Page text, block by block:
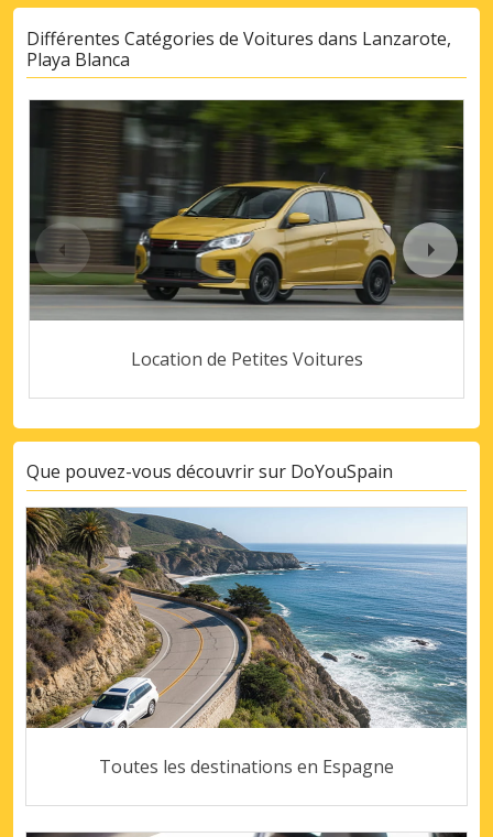
Différentes Catégories de Voitures dans Lanzarote,
Playa Blanca
Location de Petites Voitures
Que pouvez-vous découvrir sur DoYouSpain
Toutes les destinations en Espagne